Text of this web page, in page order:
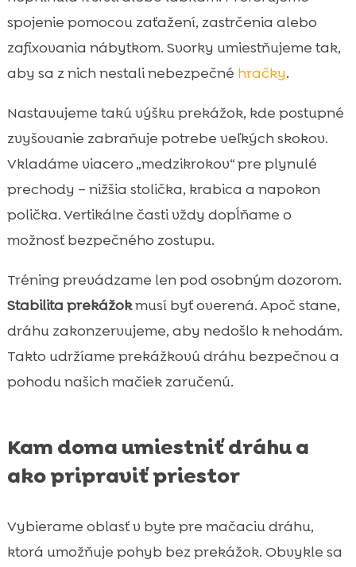
spojenie pomocou zaťažení, zastrčenia alebo
zafixovania nábytkom. Svorky umiestňujeme tak,
aby sa z nich nestali nebezpečné hračky.
Nastavujeme takú výšku prekážok, kde postupné
zvyšovanie zabraňuje potrebe veľkých skokov.
Vkladáme viacero „medzikrokov“ pre plynulé
prechody – nižšia stolička, krabica a napokon
polička. Vertikálne časti vždy dopĺňame o
možnosť bezpečného zostupu.
Tréning prevádzame len pod osobným dozorom.
Stabilita prekážokmusí byť overená. Apoč stane,
dráhu zakonzervujeme, aby nedošlo k nehodám.
Takto udržíame prekážkovú dráhu bezpečnou a
pohodu našich mačiek zaručenú.
Kam doma umiestniť dráhu a
ako pripraviť priestor
Vybierame oblasť v byte pre mačaciu dráhu,
ktorá umožňuje pohyb bez prekážok. Obvykle sa